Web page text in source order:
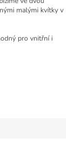
malými kvítky v
pro vnitřní i